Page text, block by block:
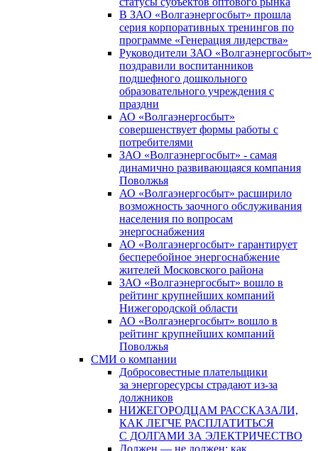
В ЗАО «Волгаэнергосбыт» прошла
серия корпоративных тренингов по
программе «Генерация лидерства»
Руководители ЗАО «Волгаэнергосбыт»
поздравили воспитанников
подшефного дошкольного
образовательного учреждения с
праздни
АО «Волгаэнергосбыт»
совершенствует формы работы с
потребителями
ЗАО «Волгаэнергосбыт» - самая
динамично развивающаяся компания
Поволжья
АО «Волгаэнергосбыт» расширило
возможность заочного обслуживания
населения по вопросам
энергоснабжения
АО «Волгаэнергосбыт» гарантирует
бесперебойное энергоснабжение
жителей Московского района
ЗАО «Волгаэнергосбыт» вошло в
рейтинг крупнейших компаний
Нижегородской области
АО «Волгаэнергосбыт» вошло в
рейтинг крупнейших компаний
Поволжья
СМИ о компании
Добросовестные плательщики
за энергоресурсы страдают из-за
должников
НИЖЕГОРОДЦАМ РАССКАЗАЛИ,
КАК ЛЕГЧЕ РАСПЛАТИТЬСЯ
С ДОЛГАМИ ЗА ЭЛЕКТРИЧЕСТВО